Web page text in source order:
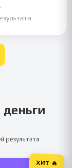
результата
ХИТ 🔥